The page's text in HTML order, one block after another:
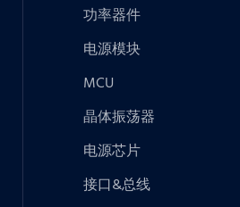
功率器件
电源模块
MCU
晶体振荡器
电源芯片
接口&总线